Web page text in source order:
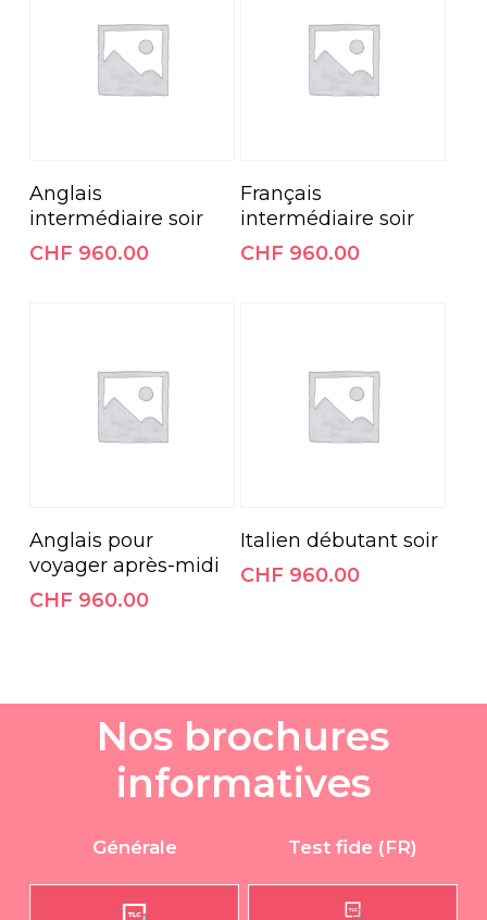
Ajouter Au Panier
Anglais
intermédiaire soir
CHF 960.00
Ajouter Au Panier
Français
intermédiaire soir
CHF 960.00
Ajouter Au Panier
Anglais pour
voyager après-midi
CHF 960.00
Ajouter Au Panier
Italien débutant soir
CHF 960.00
Nos brochures
informatives
Générale Test fide (FR)